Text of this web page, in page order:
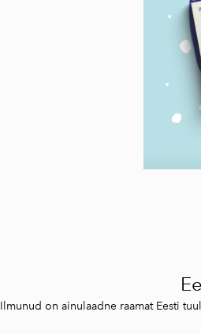
Ilmunud on ainulaadne raamat Eesti